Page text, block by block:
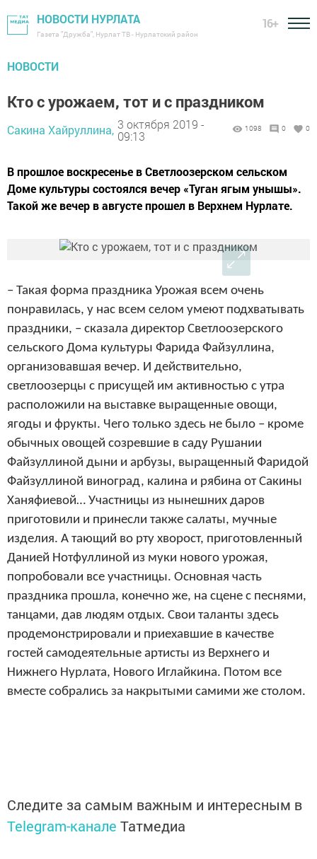
НОВОСТИ НУРЛАТА
Газета "Дружба", Нурлат ТВ - Нурлатский район
16+
НОВОСТИ
Кто с урожаем, тот и с праздником
Сакина Хайруллина, 3 октября 2019 -
09:13
1098 0 0
В прошлое воскресенье в Светлоозерском сельском
Доме культуры состоялся вечер «Туган ягым унышы».
Такой же вечер в августе прошел в Верхнем Нурлате.
– Такая форма праздника Урожая всем очень
понравилась, у нас всем селом умеют подхватывать
праздники, – сказала директор Светлоозерского
сельского Дома культуры Фарида Файзуллина,
организовавшая вечер. И действительно,
светлоозерцы с присущей им активностью с утра
расположили на выставке выращенные овощи,
ягоды и фрукты. Чего только здесь не было – кроме
обычных овощей созревшие в саду Рушании
Файзуллиной дыни и арбузы, выращенный Фаридой
Файзуллиной виноград, калина и рябина от Сакины
Ханяфиевой… Участницы из нынешних даров
приготовили и принесли также салаты, мучные
изделия. А тающий во рту хворост, приготовленный
Данией Нотфуллиной из муки нового урожая,
попробовали все участницы. Основная часть
праздника прошла, конечно же, на сцене с песнями,
танцами, дав людям отдых. Свои таланты здесь
продемонстрировали и приехавшие в качестве
гостей самодеятельные артисты из Верхнего и
Нижнего Нурлата, Нового Иглайкина. Потом все
вместе собрались за накрытыми самими же столом.
Следите за самым важным и интересным в
Telegram-канале Татмедиа